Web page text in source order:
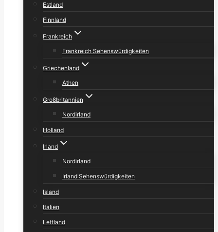
Estland
Finnland
Frankreich
Frankreich Sehenswürdigkeiten
Griechenland
Athen
Großbritannien
Nordirland
Holland
Irland
Nordirland
Irland Sehenswürdigkeiten
Island
Italien
Lettland